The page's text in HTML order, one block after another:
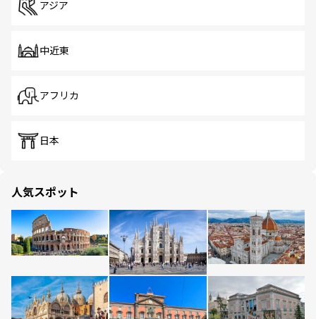
アジア
中近東
アフリカ
日本
人気スポット